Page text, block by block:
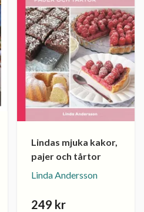
Lindas mjuka kakor,
pajer och tårtor
Linda Andersson
249 kr